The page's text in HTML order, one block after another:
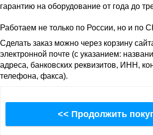
гарантию на оборудование от года до
Работаем не только по России, но и по
Сделать заказ можно через корзину
электронной почте (с указанием:
адреса, банковских реквизитов, ИНН,
телефона, факса).
<< Продолжить